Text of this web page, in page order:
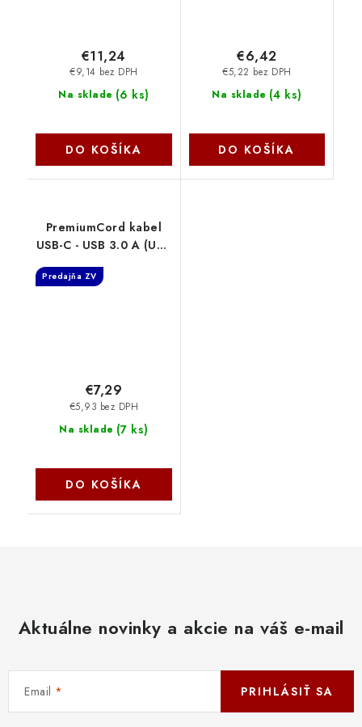
Na sklade (6 ks)
€9,14 bez DPH
€11,24
DO KOŠÍKA
Na sklade (4 ks)
€5,22 bez DPH
€6,42
DO KOŠÍKA
PremiumCord kabel
USB-C - USB 3.0 A (USB
3.1 generation 1, 3A,
5Gbit/s) 2m oplet
Predajňa ZV
Na sklade (7 ks)
€5,93 bez DPH
€7,29
DO KOŠÍKA
Aktuálne novinky a akcie na váš e-mail
Email PRIHLÁSIŤ SA